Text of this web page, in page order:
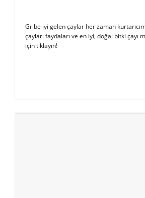
Gribe iyi gelen çaylar her zaman
çayları faydaları ve en iyi, doğal bitki çayı
için tıklayın!